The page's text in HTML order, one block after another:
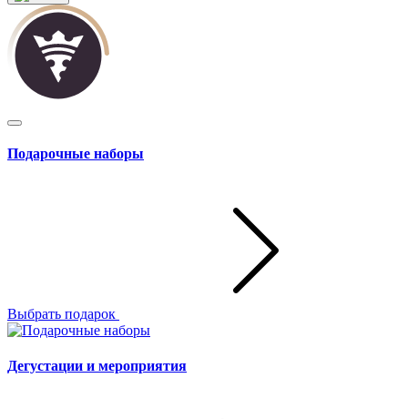
Подарочные наборы
Выбрать подарок
Дегустации и мероприятия